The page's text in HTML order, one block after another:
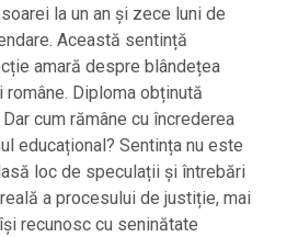
la un an și zece luni de
Această sentință
amară despre blândețea
Diploma obținută
cum rămâne cu încrederea
educațional? Sentința nu este
loc de speculații și întrebări
a procesului de justiție, mai
recunosc cu seninătate